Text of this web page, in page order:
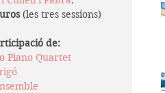
(les tres sessions)
de:
Piano Quartet